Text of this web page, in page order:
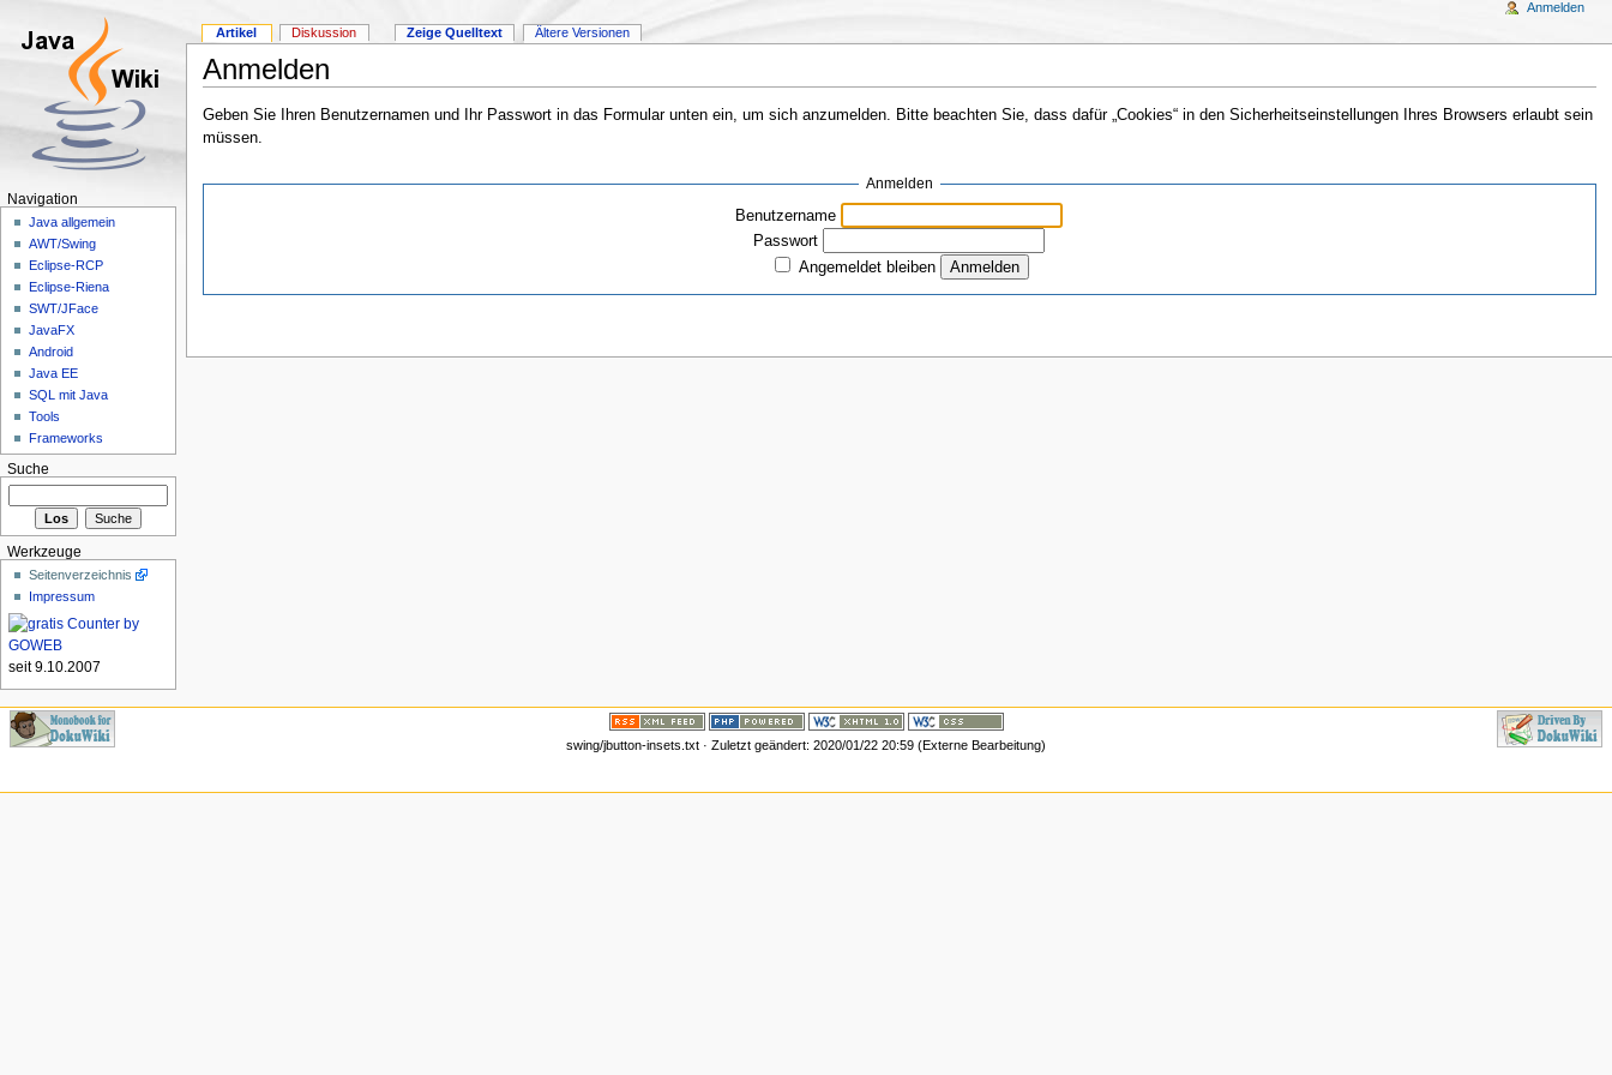
Anmelden
Geben Sie Ihren Benutzernamen und Ihr Passwort in das Formular unten ein, um sich anzumelden. Bitte beachten Sie, dass dafür „Cookies“ in den Sicherheitseinstellungen Ihres Browsers erlaubt sein
müssen.
Anmelden
Benutzername
Passwort
Angemeldet bleiben
Artikel Diskussion Zeige Quelltext Ältere Versionen
Navigation
Java allgemein
AWT/Swing
Eclipse-RCP
Eclipse-Riena
SWT/JFace
JavaFX
Android
Java EE
SQL mit Java
Tools
Frameworks
Anmelden
Suche
Werkzeuge
Seitenverzeichnis
Impressum
seit 9.10.2007
swing/jbutton-insets.txt · Zuletzt geändert: 2020/01/22 20:59 (Externe Bearbeitung)